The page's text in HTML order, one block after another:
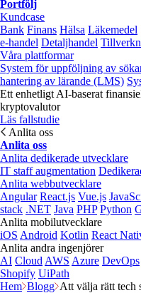
Portfölj
Kundcase
Bank Finans Hälsa Läkemedel
e‑handel Detaljhandel
Våra plattformar
System för uppföljning av
hantering av lärande (LMS)
Ett enhetligt AI-baserat
kryptovalutor
Läs fallstudie
Anlita oss
Anlita oss
Anlita dedikerade utvecklare
IT staff augmentation
Anlita webbutvecklare
Angular React.js Vue.js
stack .NET Java PHP Python
Anlita mobilutvecklare
iOS Android Kotlin React
Anlita andra ingenjörer
AI Cloud AWS Azure DevOps
Shopify UiPath
Hem Blogg Att välja rätt tech